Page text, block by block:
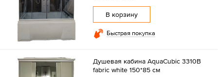
В корзину
Быстрая покупка
Душевая кабина AquaCubic 3310B
fabric white 150*85 см